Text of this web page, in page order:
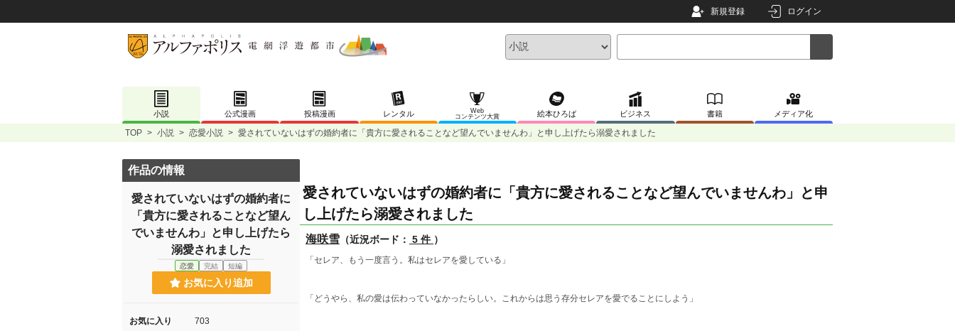
新規登録 ログイン
小説 公式漫画 投稿漫画 レンタル
Web
コンテンツ大賞
絵本ひろば ビジネス 書籍 メディア化
TOP > 小説 > 恋愛小説 > 愛されていないはずの婚約者に「貴方に愛されることなど望んでいませんわ」と申し上げたら溺愛されました
愛されていないはずの婚約者に「貴方に愛されることなど望んでいませんわ」と申
し上げたら溺愛されました
海咲雪 （近況ボード： 5 件 ）
「セレア、もう一度言う。私はセレアを愛している」
「どうやら、私の愛は伝わっていなかったらしい。これからは思う存分セレアを愛でることにしよう」
作品の情報
愛されていないはずの婚約者に
「貴方に愛されることなど望ん
でいませんわ」と申し上げたら
溺愛されました
恋愛 完結 短編
お気に入り追加
お気に入り 703